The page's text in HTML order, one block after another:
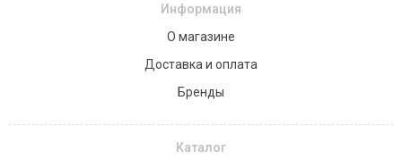
Информация
О магазине
Доставка и оплата
Бренды
Каталог